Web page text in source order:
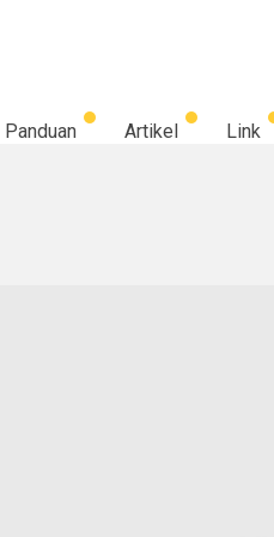
Panduan Artikel Link